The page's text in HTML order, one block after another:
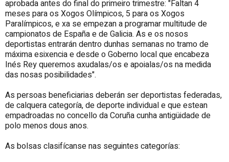
aprobada antes do final do primeiro trimestre: "Faltan 4
meses para os Xogos Olímpicos, 5 para os Xogos
Paralímpicos, e xa se empezan a programar multitude de
campionatos de España e de Galicia. As e os nosos
deportistas entrarán dentro dunhas semanas no tramo de
máxima esixencia e desde o Goberno local que encabeza
Inés Rey queremos axudalas/os e apoialas/os na medida
das nosas posibilidades".
As persoas beneficiarias deberán ser deportistas federadas,
de calquera categoría, de deporte individual e que estean
empadroadas no concello da Coruña cunha antigüidade de
polo menos dous anos.
As bolsas clasifícanse nas seguintes categorías: